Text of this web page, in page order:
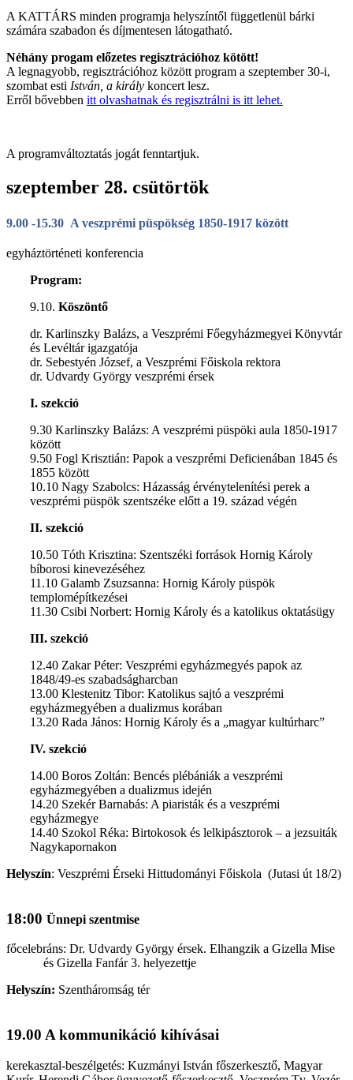
A KATTÁRS minden programja helyszíntől függetlenül bárki
számára szabadon és díjmentesen látogatható.
Néhány progam előzetes regisztrációhoz kötött!
A legnagyobb, regisztrációhoz között program a szeptember 30-i,
szombat esti István, a király koncert lesz.
Erről bővebben itt olvashatnak és regisztrálni is itt lehet.
A programváltoztatás jogát fenntartjuk.
szeptember 28. csütörtök
9.00 -15.30 A veszprémi püspökség 1850-1917 között
egyháztörténeti konferencia
Program:
9.10. Köszöntő
dr. Karlinszky Balázs, a Veszprémi Főegyházmegyei Könyvtár
és Levéltár igazgatója
dr. Sebestyén József, a Veszprémi Főiskola rektora
dr. Udvardy György veszprémi érsek
I. szekció
9.30 Karlinszky Balázs: A veszprémi püspöki aula 1850-1917
között
9.50 Fogl Krisztián: Papok a veszprémi Deficienában 1845 és
1855 között
10.10 Nagy Szabolcs: Házasság érvénytelenítési perek a
veszprémi püspök szentszéke előtt a 19. század végén
II. szekció
10.50 Tóth Krisztina: Szentszéki források Hornig Károly
bíborosi kinevezéséhez
11.10 Galamb Zsuzsanna: Hornig Károly püspök
templomépítkezései
11.30 Csibi Norbert: Hornig Károly és a katolikus oktatásügy
III. szekció
12.40 Zakar Péter: Veszprémi egyházmegyés papok az
1848/49-es szabadságharcban
13.00 Klestenitz Tibor: Katolikus sajtó a veszprémi
egyházmegyében a dualizmus korában
13.20 Rada János: Hornig Károly és a „magyar kultúrharc”
IV. szekció
14.00 Boros Zoltán: Bencés plébániák a veszprémi
egyházmegyében a dualizmus idején
14.20 Szekér Barnabás: A piaristák és a veszprémi
egyházmegye
14.40 Szokol Réka: Birtokosok és lelkipásztorok – a jezsuiták
Nagykapornakon
Helyszín: Veszprémi Érseki Hittudományi Főiskola (Jutasi út 18/2)
18:00 Ünnepi szentmise
főcelebráns: Dr. Udvardy György érsek. Elhangzik a Gizella Mise
és Gizella Fanfár 3. helyezettje
Helyszín: Szentháromság tér
19.00 A kommunikáció kihívásai
kerekasztal-beszélgetés: Kuzmányi István főszerkesztő, Magyar